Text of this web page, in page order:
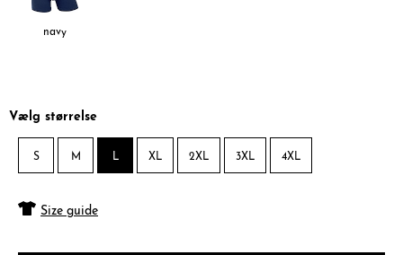
navy
Vælg størrelse
S M L XL 2XL 3XL 4XL
Size guide